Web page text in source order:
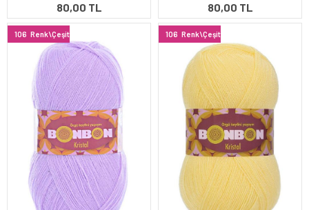
80,00 TL 80,00 TL
106 Renk\Çeşit 106 Renk\Çeşit